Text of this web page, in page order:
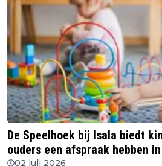
De Speelhoek bij Isala biedt
ouders een afspraak hebben
02 juli 2026